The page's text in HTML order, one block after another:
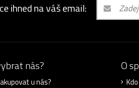
ihned na váš email:
nás?
u nás?
O